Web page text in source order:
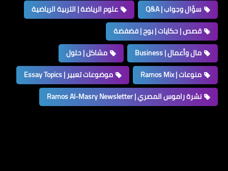
سؤال وجواب | Q&A
علوم الرياضة | التربية الرياضية
قصص | حكايات | بوح | فضفضة
مال وأعمال | Business
مشاكل | حلول
منوعات | Ramos Mix
موضوعات تعبير | Essay Topics
نشرة راموس المصري | Ramos Al-Masry Newsletter